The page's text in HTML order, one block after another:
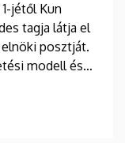
jétől Kun
tagja látja el
posztját.
modell és a
új szintre